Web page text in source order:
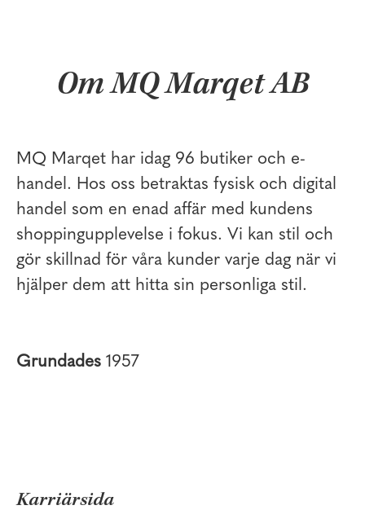
Om MQ Marqet AB
MQ Marqet har idag 96 butiker och e-
handel. Hos oss betraktas fysisk och digital
handel som en enad affär med kundens
shoppingupplevelse i fokus. Vi kan stil och
gör skillnad för våra kunder varje dag när vi
hjälper dem att hitta sin personliga stil.
Grundades 1957
Karriärsida